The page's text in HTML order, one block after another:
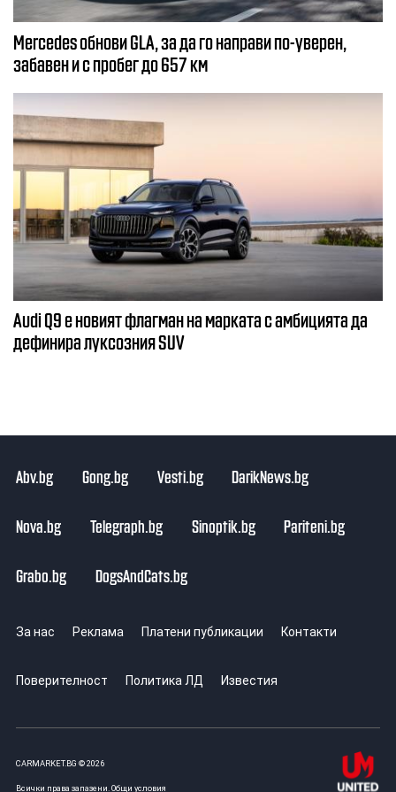
Mercedes обнови GLA, за да го направи по-уверен,
забавен и с пробег до 657 км
Audi Q9 е новият флагман на марката с амбицията да
дефинира луксозния SUV
Abv.bg Gong.bg Vesti.bg DarikNews.bg
Nova.bg Telegraph.bg Sinoptik.bg Pariteni.bg
Grabo.bg DogsAndCats.bg
За нас Реклама Платени публикации Контакти
Поверителност Политика ЛД Известия
CARMARKET.BG © 2026
Всички права запазени. Общи условия